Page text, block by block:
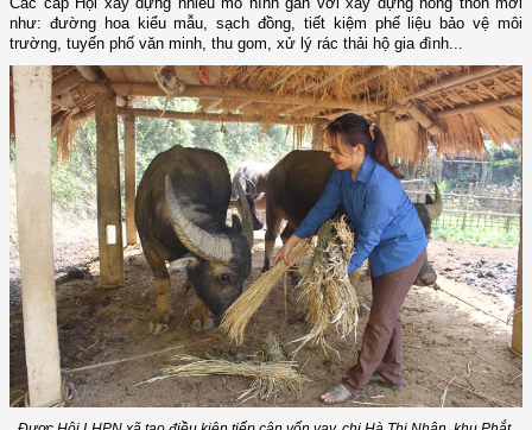
như: đường hoa kiểu mẫu, sạch đồng, tiết kiệm phế liệu bảo vệ môi
trường, tuyến phố văn minh, thu gom, xử lý rác thải hộ gia đình...